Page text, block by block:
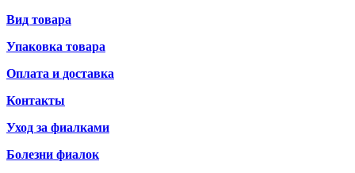
Вид товара
Упаковка товара
Оплата и доставка
Контакты
Уход за фиалками
Болезни фиалок